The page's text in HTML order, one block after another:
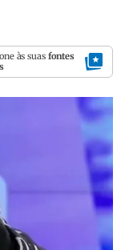
às suas fontes